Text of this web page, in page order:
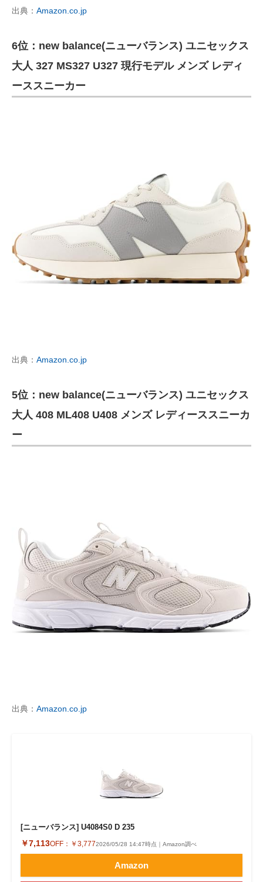
出典： Amazon.co.jp
6位：new balance(ニューバランス) ユニセックス
大人 327 MS327 U327 現行モデル メンズ レディ
ーススニーカー
出典： Amazon.co.jp
5位：new balance(ニューバランス) ユニセックス
大人 408 ML408 U408 メンズ レディーススニーカ
ー
出典： Amazon.co.jp
[ニューバランス] U4084S0 D 235
￥7,113OFF： ￥3,7772026/05/28 14:47時点｜Amazon調べ
Amazon